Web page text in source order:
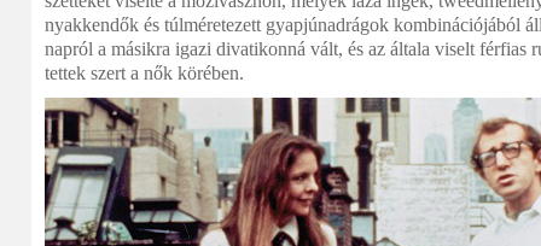
nyakkendők és túlméretezett gyapjúnadrágok kombinációjából
napról a másikra igazi divatikonná vált, és az általa viselt férfias
tettek szert a nők körében.